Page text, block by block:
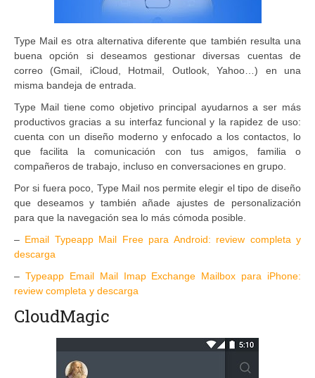
Type Mail es otra alternativa diferente que también resulta una
buena opción si deseamos gestionar diversas cuentas de
correo (Gmail, iCloud, Hotmail, Outlook, Yahoo…) en una
misma bandeja de entrada.
Type Mail tiene como objetivo principal ayudarnos a ser más
productivos gracias a su interfaz funcional y la rapidez de uso:
cuenta con un diseño moderno y enfocado a los contactos, lo
que facilita la comunicación con tus amigos, familia o
compañeros de trabajo, incluso en conversaciones en grupo.
Por si fuera poco, Type Mail nos permite elegir el tipo de diseño
que deseamos y también añade ajustes de personalización
para que la navegación sea lo más cómoda posible.
– Email Typeapp Mail Free para Android: review completa y
descarga
– Typeapp Email Mail Imap Exchange Mailbox para iPhone:
review completa y descarga
CloudMagic